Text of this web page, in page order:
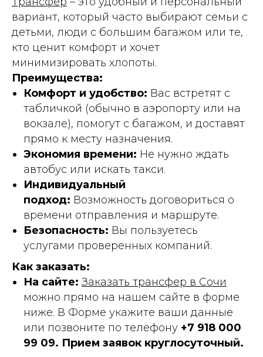
вариант, который часто выбирают семьи с
детьми, люди с большим багажом или те,
кто ценит комфорт и хочет
минимизировать хлопоты.
Преимущества:
Комфорт и удобство: Вас встретят с
табличкой (обычно в аэропорту или на
вокзале), помогут с багажом, и доставят
прямо к месту назначения.
Экономия времени: Не нужно ждать
автобус или искать такси.
Индивидуальный
подход: Возможность договориться о
времени отправления и маршруте.
Безопасность: Вы пользуетесь
услугами проверенных компаний.
Как заказать:
На сайте: Заказать трансфер в Сочи
можно прямо на нашем сайте в форме
ниже. В Форме укажите ваши данные
или позвоните по телефону +7 918 000
99 09. Прием заявок круглосуточный.